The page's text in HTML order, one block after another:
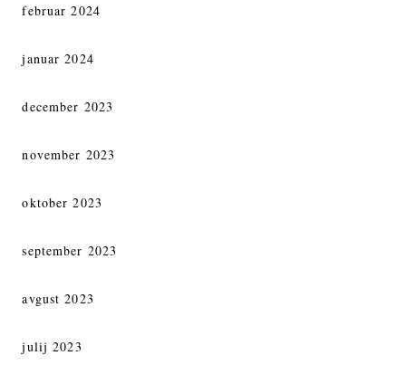
februar 2024
januar 2024
december 2023
november 2023
oktober 2023
september 2023
avgust 2023
julij 2023